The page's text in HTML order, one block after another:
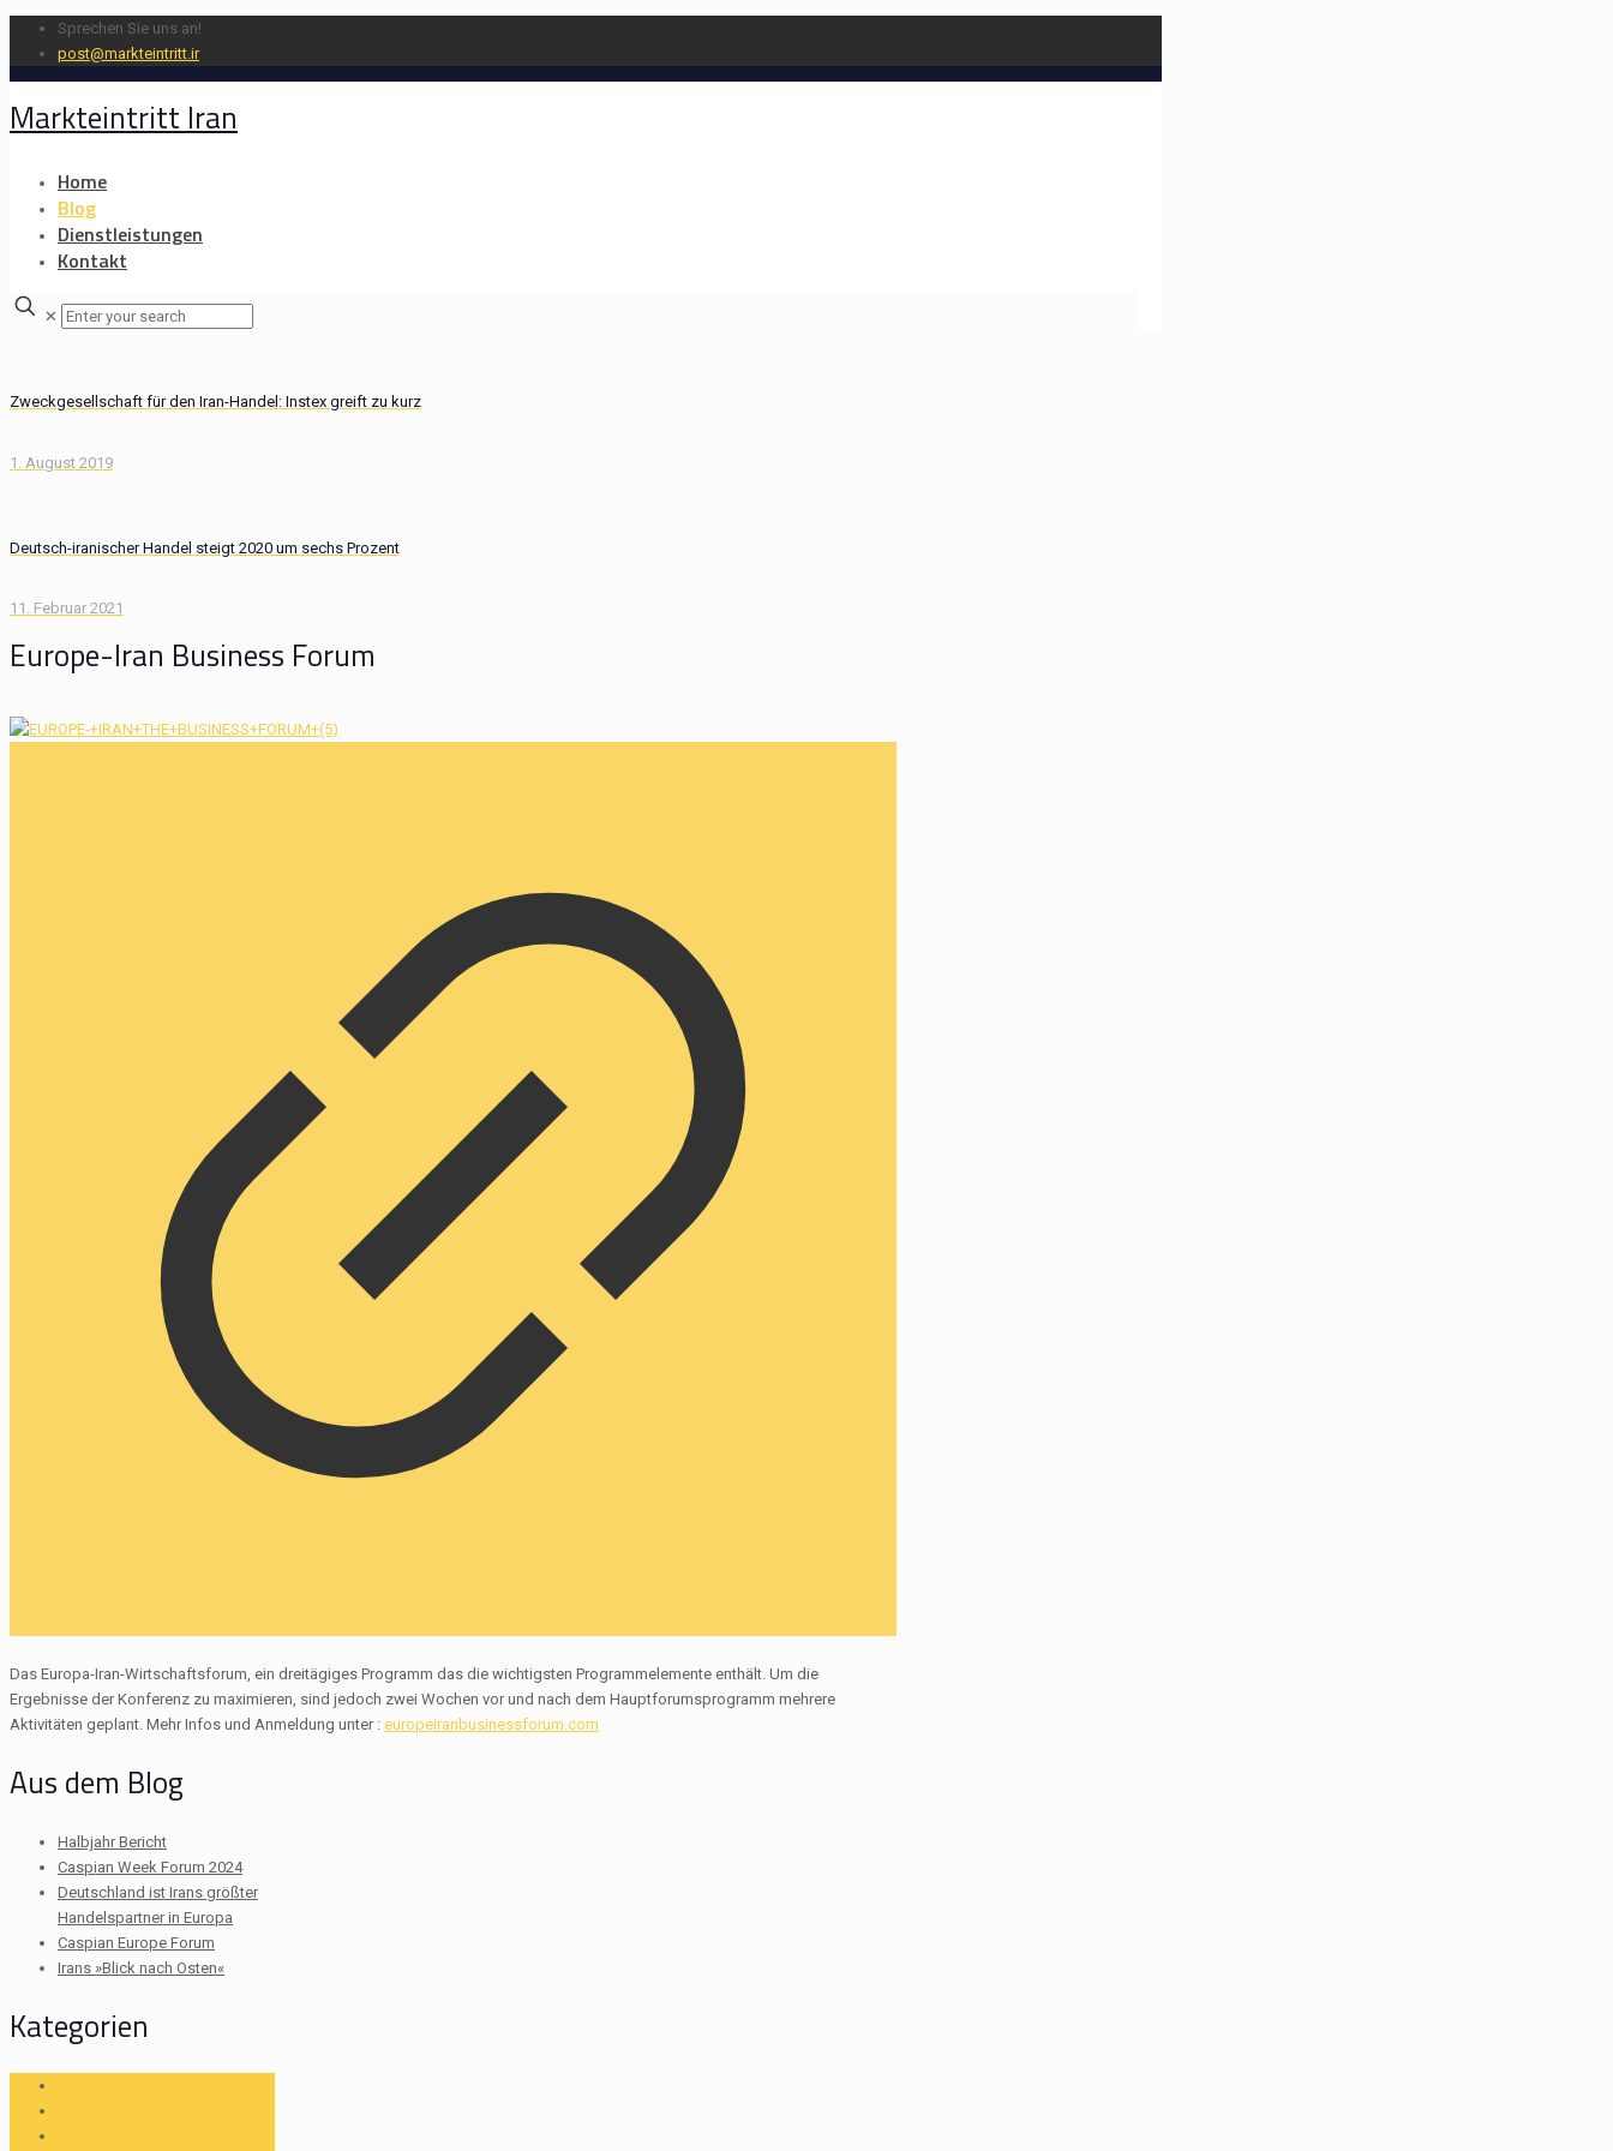
Sprechen Sie uns an!
post@markteintritt.ir
Markteintritt Iran
Home
Blog
Dienstleistungen
Kontakt
✕
Zweckgesellschaft für den Iran-Handel: Instex greift zu kurz
1. August 2019
Deutsch-iranischer Handel steigt 2020 um sechs Prozent
11. Februar 2021
Europe-Iran Business Forum
Das Europa-Iran-Wirtschaftsforum, ein dreitägiges Programm das die wichtigsten Programmelemente enthält. Um die
Ergebnisse der Konferenz zu maximieren, sind jedoch zwei Wochen vor und nach dem Hauptforumsprogramm mehrere
Aktivitäten geplant. Mehr Infos und Anmeldung unter : europeiranbusinessforum.com
Aus dem Blog
Halbjahr Bericht
Caspian Week Forum 2024
Deutschland ist Irans größter
Handelspartner in Europa
Caspian Europe Forum
Irans »Blick nach Osten«
Kategorien